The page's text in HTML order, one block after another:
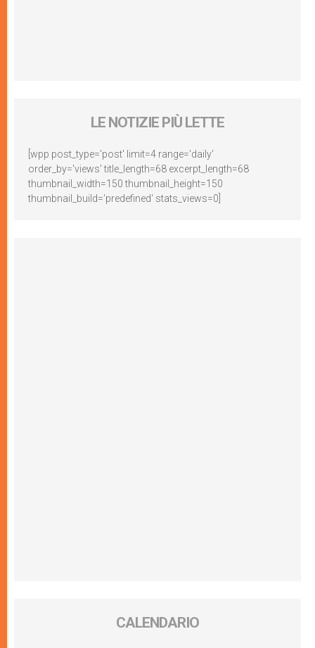
LE NOTIZIE PIÙ LETTE
[wpp post_type='post' limit=4 range='daily'
order_by='views' title_length=68 excerpt_length=68
thumbnail_width=150 thumbnail_height=150
thumbnail_build='predefined' stats_views=0]
CALENDARIO